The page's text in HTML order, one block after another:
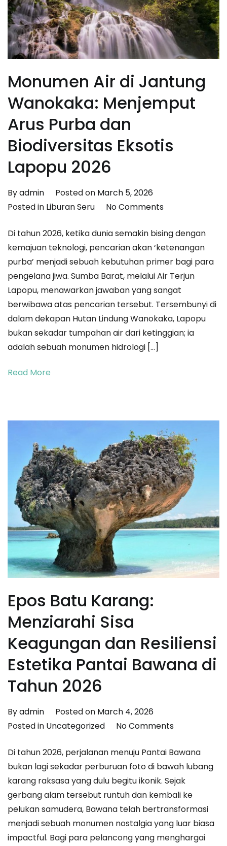
Monumen Air di Jantung
Wanokaka: Menjemput
Arus Purba dan
Biodiversitas Eksotis
Lapopu 2026
Byadmin Posted on March 5, 2026
Posted in Liburan Seru No Commentson
Air
di
Jantung
Wanokaka:
Menjemput
Arus
Purba
dan
Di tahun 2026, ketika dunia semakin bising dengan
kemajuan teknologi, pencarian akan ‘ketenangan
purba’ menjadi sebuah kebutuhan primer bagi para
pengelana jiwa. Sumba Barat, melalui Air Terjun
Lapopu, menawarkan jawaban yang sangat
berwibawa atas pencarian tersebut. Tersembunyi di
dalam dekapan Hutan Lindung Wanokaka, Lapopu
bukan sekadar tumpahan air dari ketinggian; ia
adalah sebuah monumen hidrologi […]
Read More
Epos Batu Karang:
Menziarahi Sisa
Keagungan dan Resiliensi
Estetika Pantai Bawana di
Tahun 2026
Byadmin Posted on March 4, 2026
Posted in Uncategorized No Commentson
Batu
Karang:
Menziarahi
Sisa
Keagungan
dan
Resiliensi
Di tahun 2026, perjalanan menuju Pantai Bawana
bukan lagi sekadar perburuan foto di bawah lubang
karang raksasa yang dulu begitu ikonik. Sejak
gerbang alam tersebut runtuh dan kembali ke
pelukan samudera, Bawana telah bertransformasi
menjadi sebuah monumen nostalgia yang luar biasa
impactful. Bagi para pelancong yang menghargai